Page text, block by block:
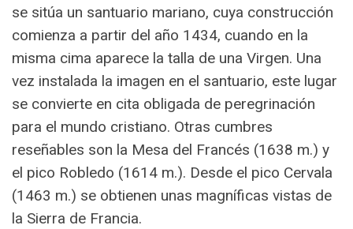
se sitúa un santuario mariano, cuya construcción
comienza a partir del año 1434, cuando en la
misma cima aparece la talla de una Virgen. Una
vez instalada la imagen en el santuario, este lugar
se convierte en cita obligada de peregrinación
para el mundo cristiano. Otras cumbres
reseñables son la Mesa del Francés (1638 m.) y
el pico Robledo (1614 m.). Desde el pico Cervala
(1463 m.) se obtienen unas magníficas vistas de
la Sierra de Francia.